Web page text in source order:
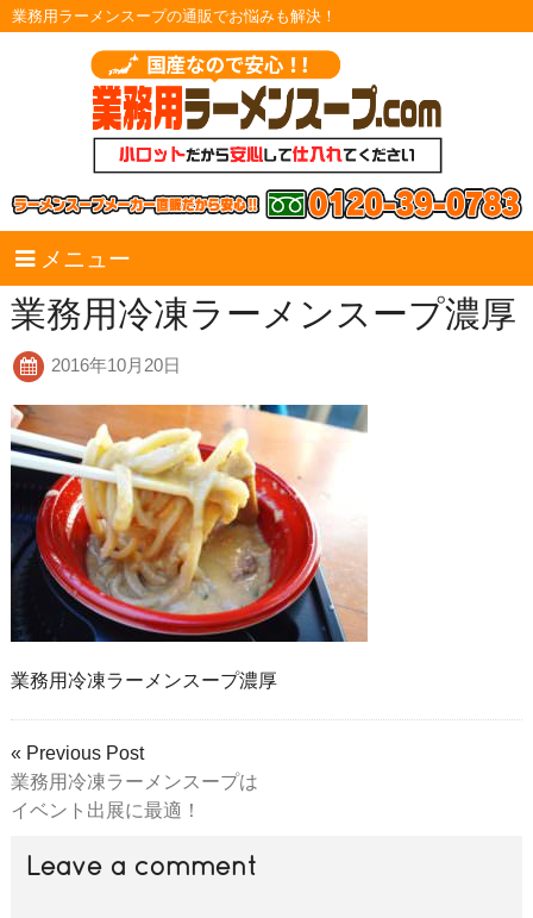
業務用ラーメンスープの通販でお悩みも解決！
メニュー
業務用冷凍ラーメンスープ濃厚
2016年10月20日
業務用冷凍ラーメンスープ濃厚
« Previous Post
業務用冷凍ラーメンスープは
イベント出展に最適！
Leave a comment